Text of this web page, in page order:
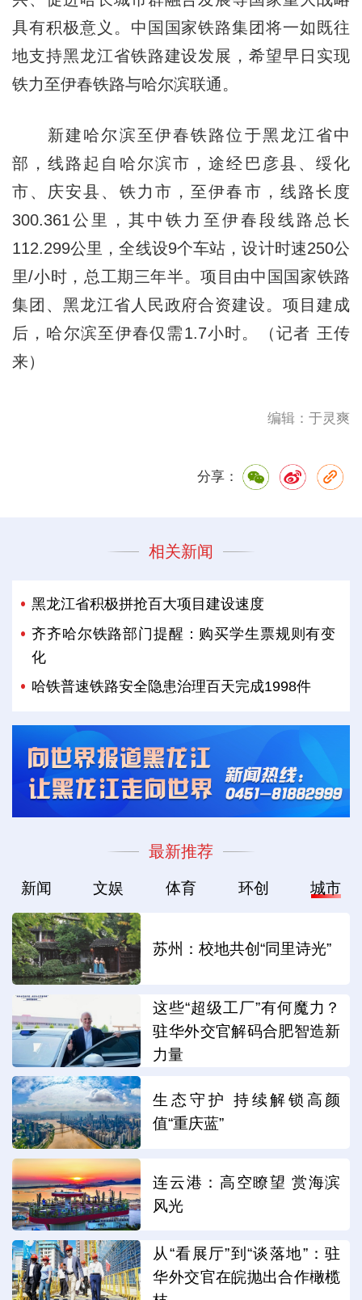
具有积极意义。中国国家铁路集团将一如既往
地支持黑龙江省铁路建设发展，希望早日实现
铁力至伊春铁路与哈尔滨联通。
新建哈尔滨至伊春铁路位于黑龙江省中
部，线路起自哈尔滨市，途经巴彦县、绥化
市、庆安县、铁力市，至伊春市，线路长度
300.361公里，其中铁力至伊春段线路总长
112.299公里，全线设9个车站，设计时速250公
里/小时，总工期三年半。项目由中国国家铁路
集团、黑龙江省人民政府合资建设。项目建成
后，哈尔滨至伊春仅需1.7小时。（记者 王传
来）
编辑：于灵爽
分享：
相关新闻
黑龙江省积极拼抢百大项目建设速度
齐齐哈尔铁路部门提醒：购买学生票规则有变
化
哈铁普速铁路安全隐患治理百天完成1998件
最新推荐
新闻 文娱 体育 环创 城市
苏州：校地共创“同里诗光”
这些“超级工厂”有何魔力？
驻华外交官解码合肥智造新
力量
生态守护 持续解锁高颜
值“重庆蓝”
连云港：高空瞭望 赏海滨
风光
从“看展厅”到“谈落地”：驻
华外交官在皖抛出合作橄榄